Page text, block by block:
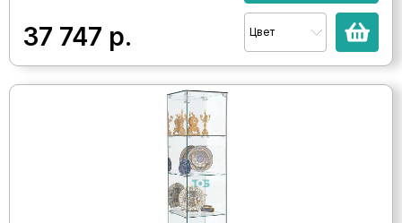
37 747 р. Цвет